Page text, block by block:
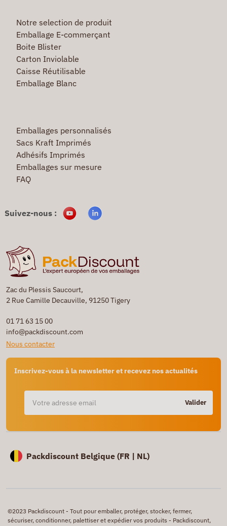
Zac du Plessis Saucourt,
2 Rue Camille Decauville, 91250 Tigery
01 71 63 15 00
info@packdiscount.com
Nous contacter
Inscrivez-vous à la newsletter et recevez nos actualités
Valider
Notre selection de produit
Emballage E-commerçant
Boite Blister
Carton Inviolable
Caisse Réutilisable
Emballage Blanc
Emballages personnalisés
Sacs Kraft Imprimés
Adhésifs Imprimés
Emballages sur mesure
FAQ
Suivez-nous :
Packdiscount Belgique (FR | NL)
©2023 Packdiscount - Tout pour emballer, protéger, stocker, fermer,
sécuriser, conditionner, palettiser et expédier vos produits - Packdiscount,